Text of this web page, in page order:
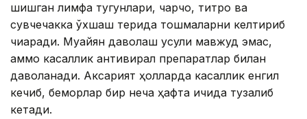
шишган лимфа тугунлари, чарчоқ, титроқ ва
сувчечакка ўхшаш терида тошмаларни келтириб
чиқаради. Муайян даволаш усули мавжуд эмас,
аммо касаллик антивирал препаратлар билан
даволанади. Аксарият ҳолларда касаллик енгил
кечиб, беморлар бир неча ҳафта ичида тузалиб
кетади.